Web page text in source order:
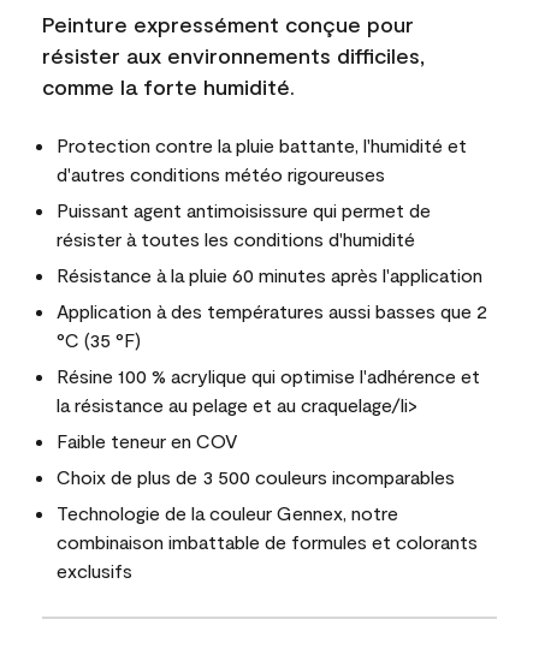
Peinture expressément conçue pour
résister aux environnements difficiles,
comme la forte humidité.
Protection contre la pluie battante, l'humidité et
d'autres conditions météo rigoureuses
Puissant agent antimoisissure qui permet de
résister à toutes les conditions d'humidité
Résistance à la pluie 60 minutes après l'application
Application à des températures aussi basses que 2
°C (35 °F)
Résine 100 % acrylique qui optimise l'adhérence et
la résistance au pelage et au craquelage/li>
Faible teneur en COV
Choix de plus de 3 500 couleurs incomparables
Technologie de la couleur Gennex, notre
combinaison imbattable de formules et colorants
exclusifs